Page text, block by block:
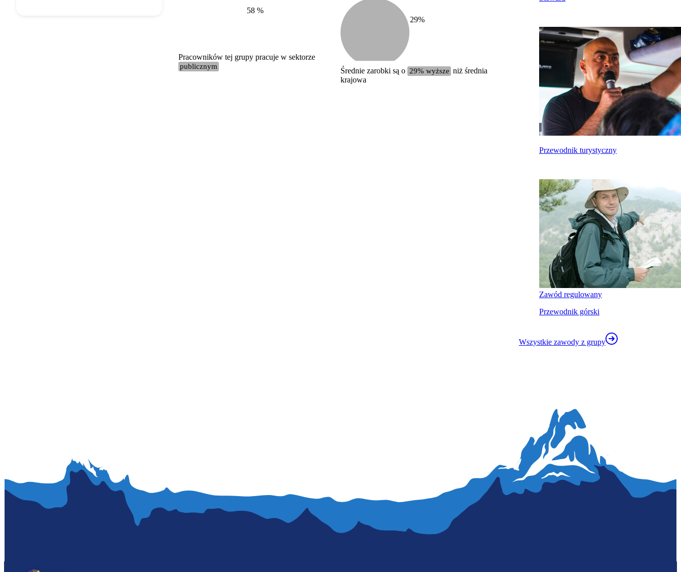
58 %
Pracowników tej grupy pracuje w sektorze
publicznym
poniżej 4500 zł
4500 zł – 5999 zł
6000 zł – 7499 zł
7500 zł – 8999 zł
9000 zł i więcej
kalkulatora wynagrodzeń
29%
Średnie zarobki są o 29% wyższe niż średnia
krajowa
Przewodnik turystyczny
Zawód regulowany
Przewodnik górski
Wszystkie zawody z grupy